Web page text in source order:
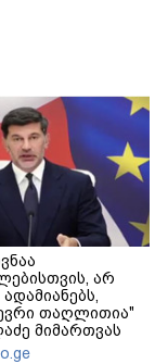
არ
თაღლითია"
მიმართვას